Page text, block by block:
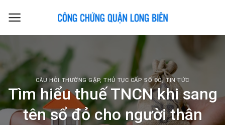
CÂU HỎI THƯỜNG GẶP,THỦ TỤC CẤP SỔ ĐỎ, TIN TỨC
Tìm hiểu thuế TNCN khi sang
tên sổ đỏ cho người thân